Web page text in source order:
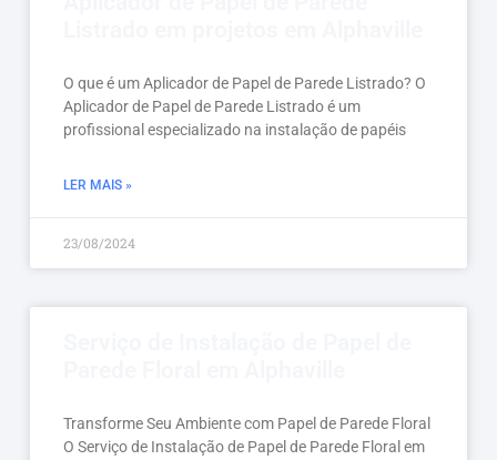
O que é um Aplicador de Papel de Parede Listrado? O
Aplicador de Papel de Parede Listrado é um
profissional especializado na instalação de papéis
LER MAIS »
23/08/2024
Transforme Seu Ambiente com Papel de Parede Floral
O Serviço de Instalação de Papel de Parede Floral em